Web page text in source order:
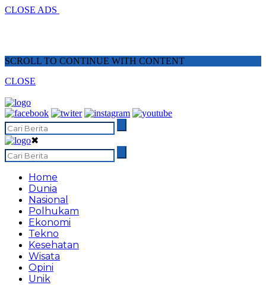
CLOSE ADS
SCROLL TO CONTINUE WITH CONTENT
CLOSE
✖
Home
Dunia
Nasional
Polhukam
Ekonomi
Tekno
Kesehatan
Wisata
Opini
Unik